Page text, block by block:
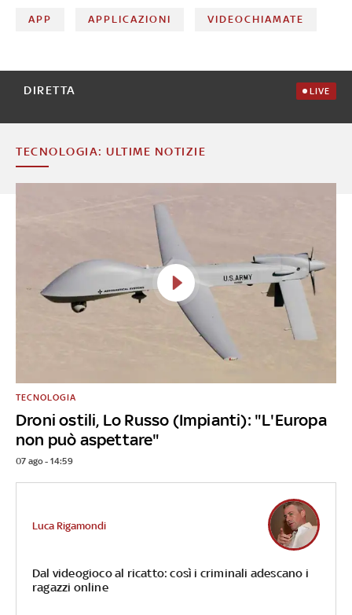
APP APPLICAZIONI VIDEOCHIAMATE
DIRETTA LIVE
TECNOLOGIA: ULTIME NOTIZIE
Droni ostili, Lo Russo (Impianti): "L'Europa
non può aspettare"
TECNOLOGIA
07 ago - 14:59
Dal videogioco al ricatto: così i criminali adescano i
ragazzi online
Luca Rigamondi